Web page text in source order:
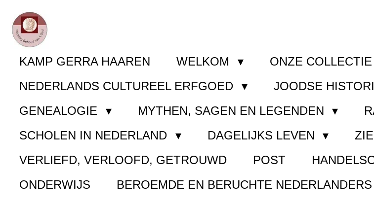
Ga
direct
naar
hoofdinhoud
KAMP GERRA HAAREN WELKOM
ONZE COLLECTIE
NEDERLANDS CULTUREEL ERFGOED
JOODSE
GENEALOGIE
MYTHEN, SAGEN EN LEGENDEN
SCHOLEN IN NEDERLAND
DAGELIJKS LEVEN
VERLIEFD, VERLOOFD, GETROUWD
POST
ONDERWIJS
BEROEMDE EN BERUCHTE NEDERLANDERS